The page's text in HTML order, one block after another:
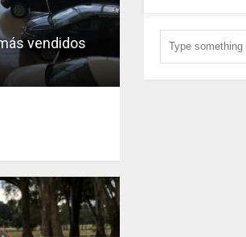
vendidos